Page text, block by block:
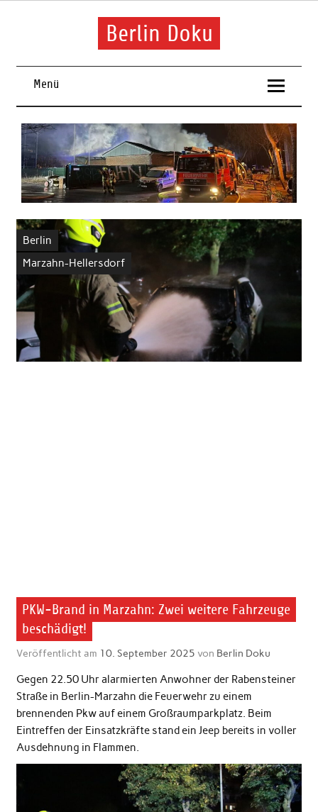
Skip
Berlin Doku
Menü
Berlin
Marzahn-Hellersdorf
PKW-Brand in Marzahn: Zwei weitere Fahrzeuge
beschädigt!
Veröffentlicht am 10. September 2025 von Berlin Doku
Gegen 22.50 Uhr alarmierten Anwohner der Rabensteiner
Straße in Berlin-Marzahn die Feuerwehr zu einem
brennenden Pkw auf einem Großraumparkplatz. Beim
Eintreffen der Einsatzkräfte stand ein Jeep bereits in voller
Ausdehnung in Flammen.